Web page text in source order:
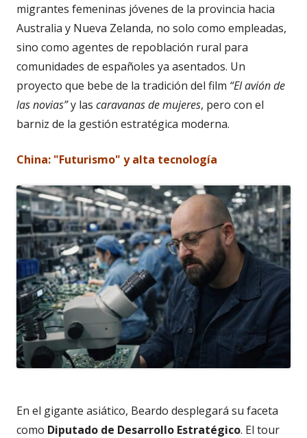
migrantes femeninas jóvenes de la provincia hacia
Australia y Nueva Zelanda, no solo como empleadas,
sino como agentes de repoblación rural para
comunidades de españoles ya asentados. Un
proyecto que bebe de la tradición del film “El avión de
las novias”y las caravanas de mujeres, pero con el
barniz de la gestión estratégica moderna.
China: "Futurismo" y alta tecnología
En el gigante asiático, Beardo desplegará su faceta
como Diputado de Desarrollo Estratégico. El tour